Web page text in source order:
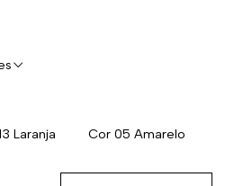
Laranja Cor 05 Amarelo